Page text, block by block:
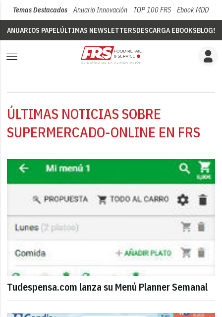
Temas Destacados Anuario Innovación TOP 100 FRS Ebook MDD
ANUARIOS PAPELÚLTIMAS NEWSLETTERSDESCARGA EBOOKSBLOGS
ÚLTIMAS NOTICIAS SOBRE
SUPERMERCADO-ONLINE EN FRS
Tudespensa.com lanza su Menú Planner Semanal